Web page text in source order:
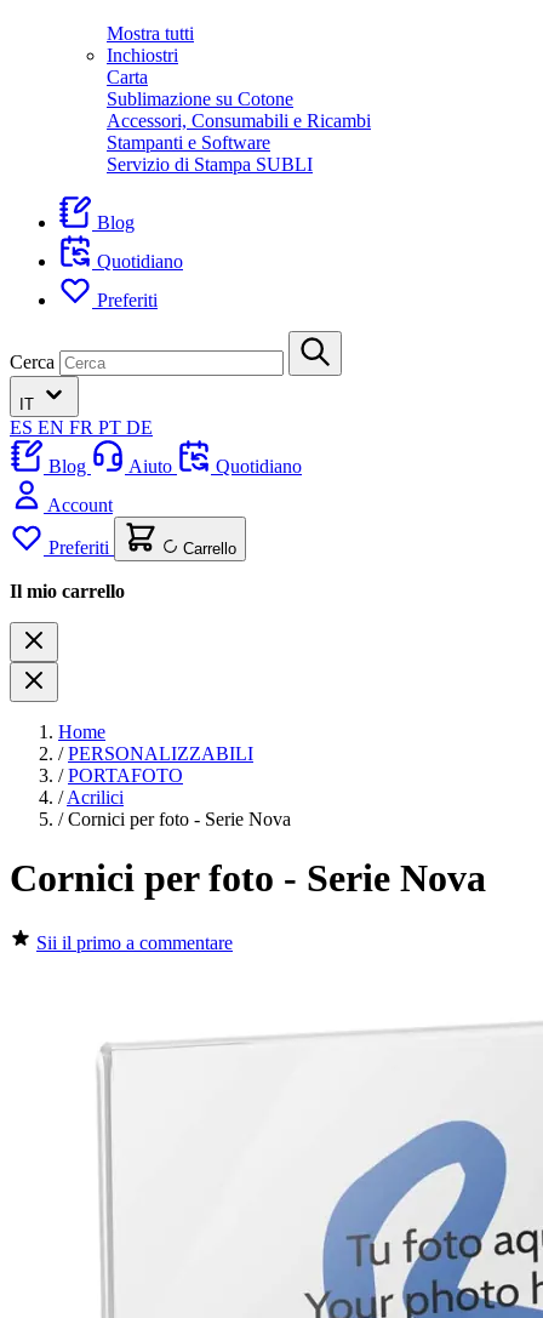
Mostra tutti
Inchiostri
Carta
Sublimazione su Cotone
Accessori, Consumabili e Ricambi
Stampanti e Software
Servizio di Stampa SUBLI
Blog
Quotidiano
Preferiti
Cerca
IT
ES EN FR PT DE
Blog
Aiuto
Quotidiano
Account
Preferiti Carrello
Il mio carrello
Home
/ PERSONALIZZABILI
/ PORTAFOTO
/ Acrilici
/ Cornici per foto - Serie Nova
Cornici per foto - Serie Nova
Sii il primo a commentare